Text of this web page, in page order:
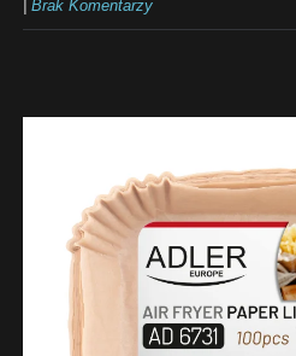
Brak Komentarzy